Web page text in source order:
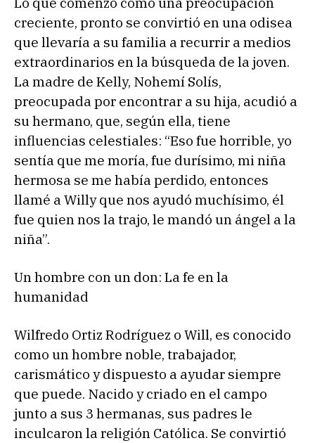
creciente, pronto se convirtió en una odisea
que llevaría a su familia a recurrir a medios
extraordinarios en la búsqueda de la joven.
La madre de Kelly, Nohemí Solís,
preocupada por encontrar a su hija, acudió a
su hermano, que, según ella, tiene
influencias celestiales: “Eso fue horrible, yo
sentía que me moría, fue durísimo, mi niña
hermosa se me había perdido, entonces
llamé a Willy que nos ayudó muchísimo, él
fue quien nos la trajo, le mandó un ángel a la
niña”.
Un hombre con un don: La fe en la
humanidad
Wilfredo Ortiz Rodríguez o Will, es conocido
como un hombre noble, trabajador,
carismático y dispuesto a ayudar siempre
que puede. Nacido y criado en el campo
junto a sus 3 hermanas, sus padres le
inculcaron la religión Católica. Se convirtió